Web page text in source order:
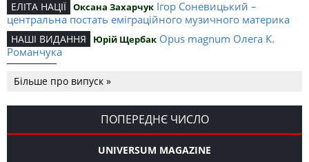
ЕЛІТА НАЦІЇ Оксана Захарчук Ігор Соневицький –
центральна постать еміграційного музичного материка
НАШІ ВИДАННЯ Юрій Щербак Opus magnum Олега К.
Романчука
Романчука
СЛОВО РЕДАКЦІЙНЕ Олег К. Романчук Журавель і синиця
як уособлення української політстратегії й тактики
Більше про випуск »
ПОПЕРЕДНЄ ЧИСЛО
UNIVERSUM MAGAZINE